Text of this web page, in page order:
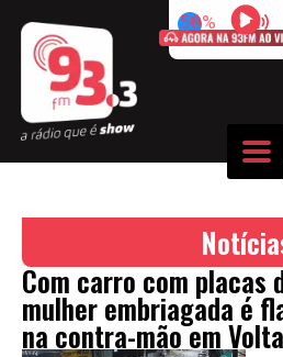
50%
Com carro com placas
mulher embriagada é
na contra-mão em